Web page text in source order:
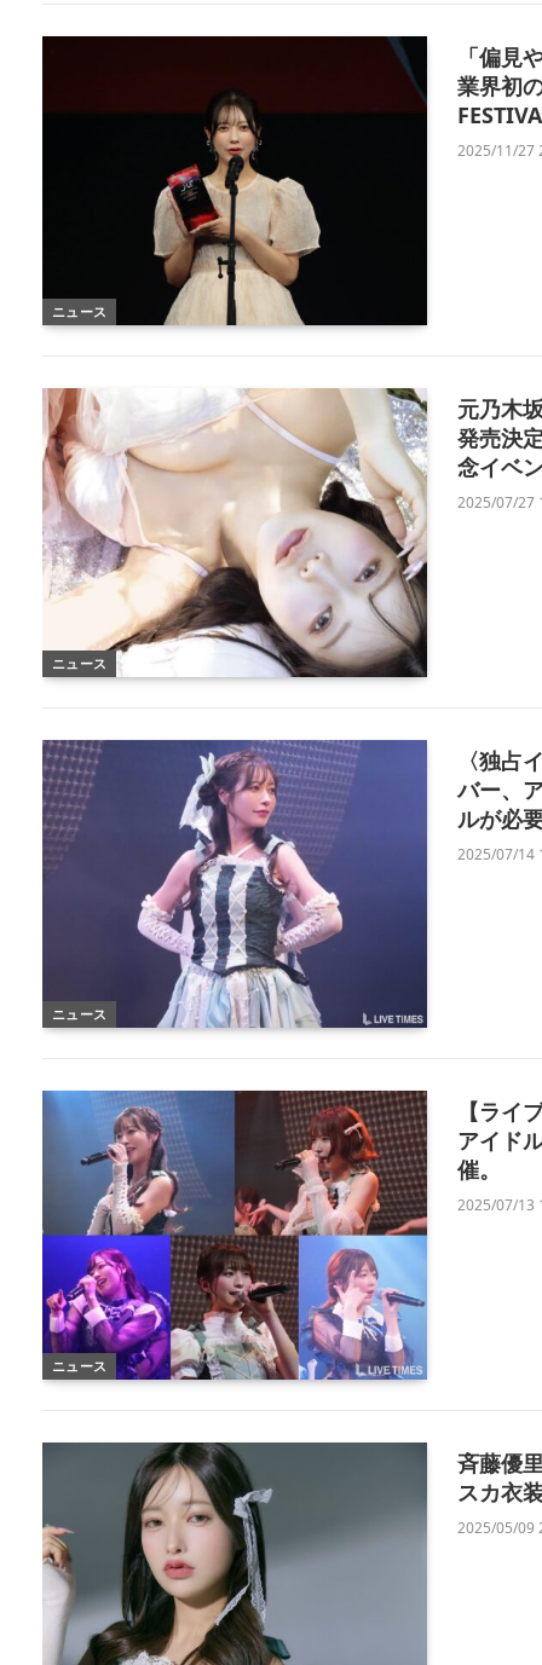
ニュース
「偏見
業界初
2025/11/27
ニュース
元乃木
発売決
念イベ
2025/07/27
ニュース
〈独占
バー、
ルが必
2025/07/14
ニュース
【ライ
アイド
催。
2025/07/13
斉藤優
スカ衣
2025/05/09